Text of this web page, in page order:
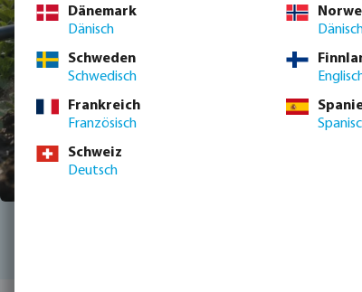
Dänemark
Dänisch
Schweden
Schwedisch
Frankreich
Französisch
Schweiz
Deutsch